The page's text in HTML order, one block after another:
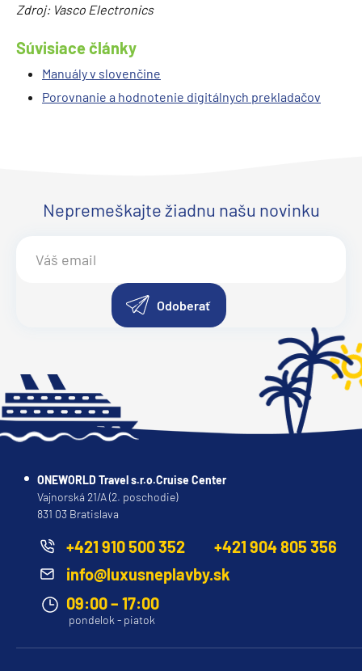
Zdroj: Vasco Electronics
Súvisiace články
Manuály v slovenčine
Porovnanie a hodnotenie digitálnych prekladačov
Nepremeškajte žiadnu našu novinku
Odoberať
ONEWORLD Travel s.r.o.Cruise Center
Vajnorská 21/A (2. poschodie)
831 03 Bratislava
+421 910 500 352
+421 904 805 356
info@luxusneplavby.sk
09:00 – 17:00
pondelok - piatok